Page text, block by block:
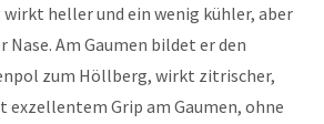
heller und ein wenig kühler, aber
Nase. Am Gaumen bildet er den
zum Höllberg, wirkt zitrischer,
Grip am Gaumen, ohne